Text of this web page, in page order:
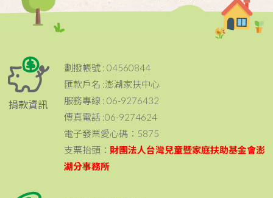
捐款資訊
劃撥帳號 : 04560844
匯款戶名 :澎湖家扶中心
服務專線 : 06-9276432
傳真電話 :06-9274624
電子發票愛心碼：5875
支票抬頭： 財團法人台灣兒童暨家庭扶助基金會澎
湖分事務所